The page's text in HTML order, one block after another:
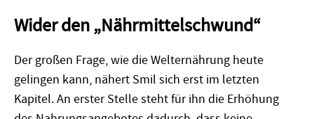
Wider den „Nährmittelschwund“
Der großen Frage, wie die Welternährung heute
gelingen kann, nähert Smil sich erst im letzten
Kapitel. An erster Stelle steht für ihn die Erhöhung